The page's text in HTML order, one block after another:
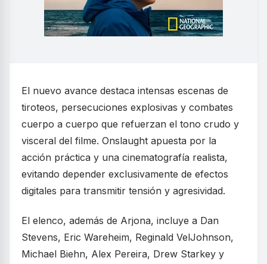
El nuevo avance destaca intensas escenas de
tiroteos, persecuciones explosivas y combates
cuerpo a cuerpo que refuerzan el tono crudo y
visceral del filme. Onslaught apuesta por la
acción práctica y una cinematografía realista,
evitando depender exclusivamente de efectos
digitales para transmitir tensión y agresividad.
El elenco, además de Arjona, incluye a Dan
Stevens, Eric Wareheim, Reginald VelJohnson,
Michael Biehn, Alex Pereira, Drew Starkey y